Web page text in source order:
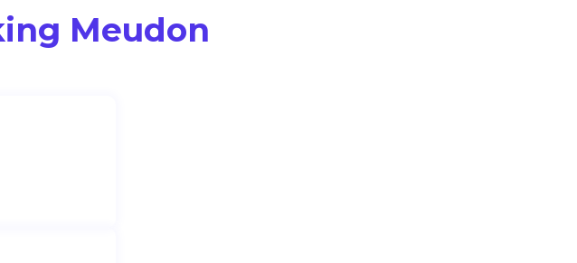
Meudon